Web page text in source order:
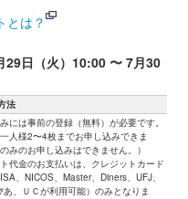
とは？
日（火）10:00 〜 7月30
法
には事前の登録（無料）が必要です。
人様2〜4枚までお申し込みできま
みのお申し込みはできません。）
代金のお支払いは、クレジットカード
、NICOS、Master、Diners、UFJ、
あ、ＵＣが利用可能）のみとなりま